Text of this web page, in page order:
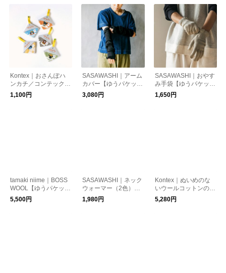
Kontex｜おさんぽハ
ンカチ／コンテックス
【ゆうパケット対応】
1,100円
SASAWASHI｜アーム
カバー【ゆうパケット
対応】
3,080円
SASAWASHI｜おやす
み手袋【ゆうパケット
対応】／温活
1,650円
tamaki niime｜BOSS
WOOL【ゆうパケット
対応】
5,500円
SASAWASHI｜ネック
ウォーマー（2色）
【ゆうパケット対応】
／温活
1,980円
Kontex｜ぬいめのな
いウールコットンのは
らまきパンツ／コンテ
ックス／温活
5,280円